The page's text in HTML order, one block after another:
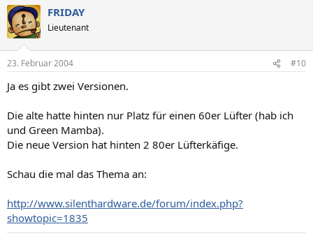
FRIDAY
Lieutenant
23. Februar 2004 #10
Ja es gibt zwei Versionen.
Die alte hatte hinten nur Platz für einen 60er Lüfter (hab ich
und Green Mamba).
Die neue Version hat hinten 2 80er Lüfterkäfige.
Schau die mal das Thema an:
http://www.silenthardware.de/forum/index.php?
showtopic=1835